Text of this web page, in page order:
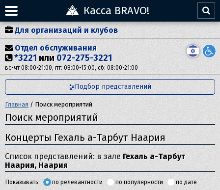
Касса BRAVO!
Для организаций и клубов
Отдел обслуживания
*3221 или 072-275-3221
вс-чт 08:00-21:00, пт: 08:00-15:00, сб: 08:00-21:00
Подбор представлений
Главная / Поиск мероприятий
Поиск мероприятий
Концерты Гехаль а-Тарбут Наария
Список представлений: в зале Гехаль а-Тарбут
Наария, Наария
Показывать: по релевантности по популярности по дате